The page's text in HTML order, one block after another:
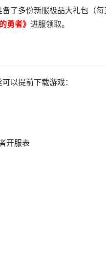
了多份新服极品大礼包（
勇者》 进服领取。
以提前下载游戏：
开服表